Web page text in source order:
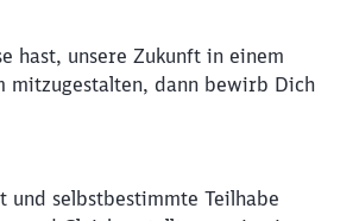
hast, unsere Zukunft in einem
mitzugestalten, dann bewirb Dich
und selbstbestimmte Teilhabe